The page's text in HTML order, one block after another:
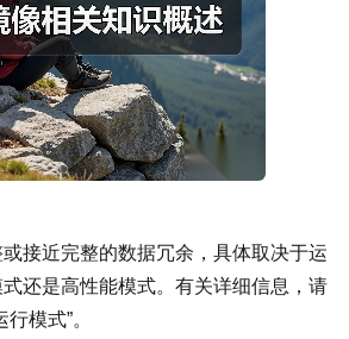
接近完整的数据冗余，具体取决于运
还是高性能模式。有关详细信息，请
模式”。